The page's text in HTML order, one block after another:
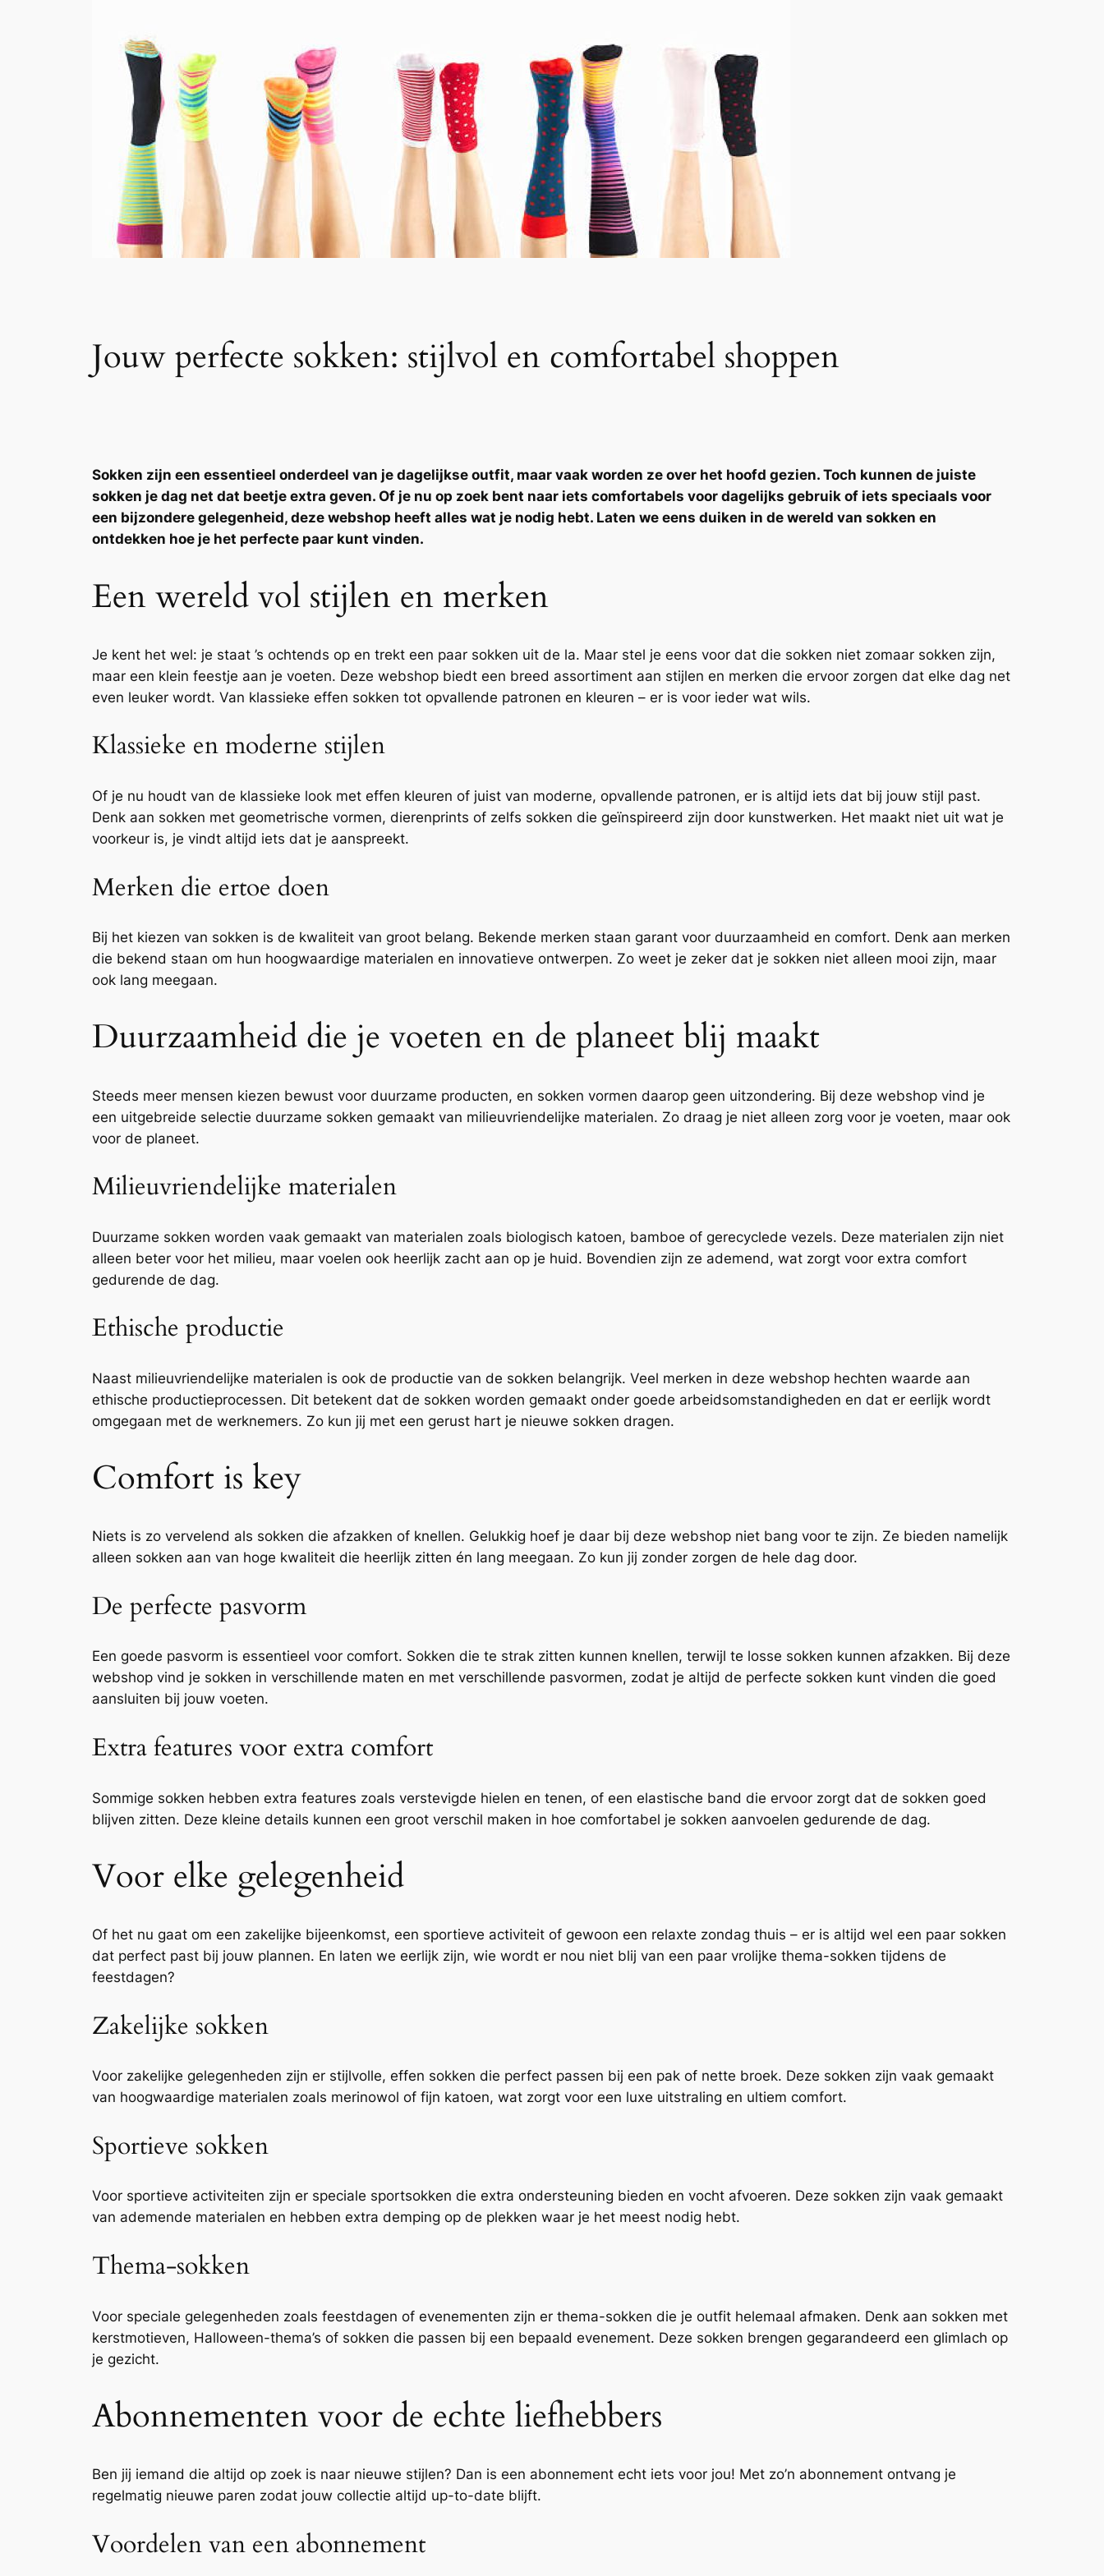
Jouw perfecte sokken: stijlvol en comfortabel shoppen
Sokken zijn een essentieel onderdeel van je dagelijkse outfit, maar vaak worden ze over het hoofd gezien. Toch kunnen de juiste
sokken je dag net dat beetje extra geven. Of je nu op zoek bent naar iets comfortabels voor dagelijks gebruik of iets speciaals voor
een bijzondere gelegenheid, deze webshop heeft alles wat je nodig hebt. Laten we eens duiken in de wereld van sokken en
ontdekken hoe je het perfecte paar kunt vinden.
Een wereld vol stijlen en merken
Je kent het wel: je staat ’s ochtends op en trekt een paar sokken uit de la. Maar stel je eens voor dat die sokken niet zomaar sokken zijn,
maar een klein feestje aan je voeten. Deze webshop biedt een breed assortiment aan stijlen en merken die ervoor zorgen dat elke dag net
even leuker wordt. Van klassieke effen sokken tot opvallende patronen en kleuren – er is voor ieder wat wils.
Klassieke en moderne stijlen
Of je nu houdt van de klassieke look met effen kleuren of juist van moderne, opvallende patronen, er is altijd iets dat bij jouw stijl past.
Denk aan sokken met geometrische vormen, dierenprints of zelfs sokken die geïnspireerd zijn door kunstwerken. Het maakt niet uit wat je
voorkeur is, je vindt altijd iets dat je aanspreekt.
Merken die ertoe doen
Bij het kiezen van sokken is de kwaliteit van groot belang. Bekende merken staan garant voor duurzaamheid en comfort. Denk aan merken
die bekend staan om hun hoogwaardige materialen en innovatieve ontwerpen. Zo weet je zeker dat je sokken niet alleen mooi zijn, maar
ook lang meegaan.
Duurzaamheid die je voeten en de planeet blij maakt
Steeds meer mensen kiezen bewust voor duurzame producten, en sokken vormen daarop geen uitzondering. Bij deze webshop vind je
een uitgebreide selectie duurzame sokken gemaakt van milieuvriendelijke materialen. Zo draag je niet alleen zorg voor je voeten, maar ook
voor de planeet.
Milieuvriendelijke materialen
Duurzame sokken worden vaak gemaakt van materialen zoals biologisch katoen, bamboe of gerecyclede vezels. Deze materialen zijn niet
alleen beter voor het milieu, maar voelen ook heerlijk zacht aan op je huid. Bovendien zijn ze ademend, wat zorgt voor extra comfort
gedurende de dag.
Ethische productie
Naast milieuvriendelijke materialen is ook de productie van de sokken belangrijk. Veel merken in deze webshop hechten waarde aan
ethische productieprocessen. Dit betekent dat de sokken worden gemaakt onder goede arbeidsomstandigheden en dat er eerlijk wordt
omgegaan met de werknemers. Zo kun jij met een gerust hart je nieuwe sokken dragen.
Comfort is key
Niets is zo vervelend als sokken die afzakken of knellen. Gelukkig hoef je daar bij deze webshop niet bang voor te zijn. Ze bieden namelijk
alleen sokken aan van hoge kwaliteit die heerlijk zitten én lang meegaan. Zo kun jij zonder zorgen de hele dag door.
De perfecte pasvorm
Een goede pasvorm is essentieel voor comfort. Sokken die te strak zitten kunnen knellen, terwijl te losse sokken kunnen afzakken. Bij deze
webshop vind je sokken in verschillende maten en met verschillende pasvormen, zodat je altijd de perfecte sokken kunt vinden die goed
aansluiten bij jouw voeten.
Extra features voor extra comfort
Sommige sokken hebben extra features zoals verstevigde hielen en tenen, of een elastische band die ervoor zorgt dat de sokken goed
blijven zitten. Deze kleine details kunnen een groot verschil maken in hoe comfortabel je sokken aanvoelen gedurende de dag.
Voor elke gelegenheid
Of het nu gaat om een zakelijke bijeenkomst, een sportieve activiteit of gewoon een relaxte zondag thuis – er is altijd wel een paar sokken
dat perfect past bij jouw plannen. En laten we eerlijk zijn, wie wordt er nou niet blij van een paar vrolijke thema-sokken tijdens de
feestdagen?
Zakelijke sokken
Voor zakelijke gelegenheden zijn er stijlvolle, effen sokken die perfect passen bij een pak of nette broek. Deze sokken zijn vaak gemaakt
van hoogwaardige materialen zoals merinowol of fijn katoen, wat zorgt voor een luxe uitstraling en ultiem comfort.
Sportieve sokken
Voor sportieve activiteiten zijn er speciale sportsokken die extra ondersteuning bieden en vocht afvoeren. Deze sokken zijn vaak gemaakt
van ademende materialen en hebben extra demping op de plekken waar je het meest nodig hebt.
Thema-sokken
Voor speciale gelegenheden zoals feestdagen of evenementen zijn er thema-sokken die je outfit helemaal afmaken. Denk aan sokken met
kerstmotieven, Halloween-thema’s of sokken die passen bij een bepaald evenement. Deze sokken brengen gegarandeerd een glimlach op
je gezicht.
Abonnementen voor de echte liefhebbers
Ben jij iemand die altijd op zoek is naar nieuwe stijlen? Dan is een abonnement echt iets voor jou! Met zo’n abonnement ontvang je
regelmatig nieuwe paren zodat jouw collectie altijd up-to-date blijft.
Voordelen van een abonnement